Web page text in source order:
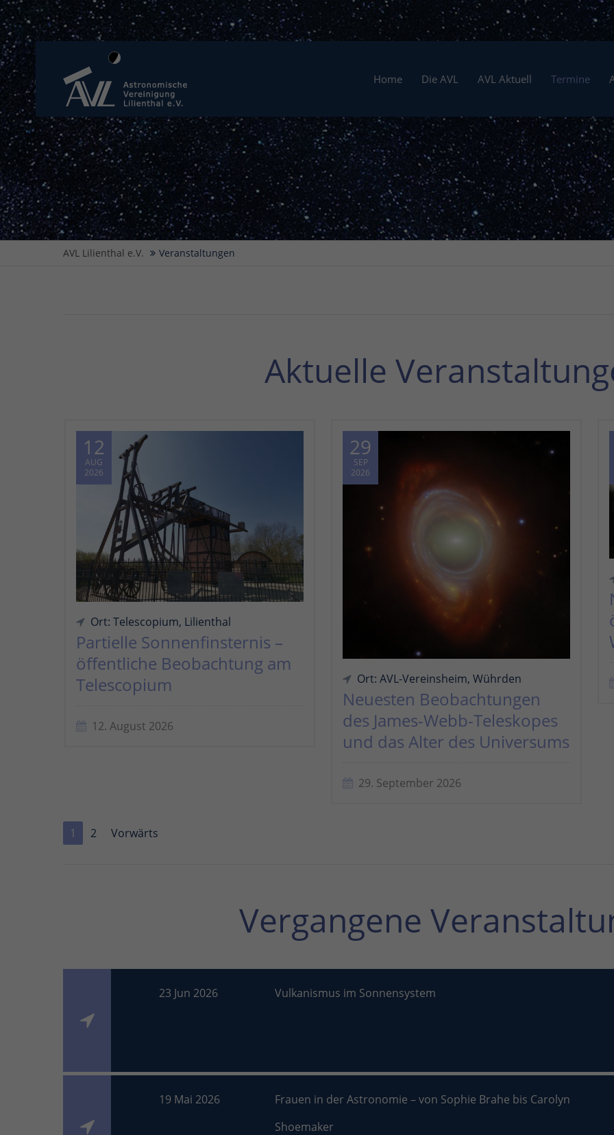
Home Die AVL AVL Aktuell Termine
AVL Lilienthal e.V. Veranstaltungen
Aktuelle
12
AUG
2026
Ort: Telescopium, Lilienthal
Partielle Sonnenfinsternis –
öffentliche Beobachtung am
Telescopium
12. August 2026
29
SEP
2026
Ort: AVL-Vereinsheim, Wührden
Neuesten Beobachtungen
des James-Webb-Teleskopes
und das Alter des Universums
29. September 2026
1 2 Vorwärts
Vergangene
23 Jun 2026 Vulkanismus im Sonnensystem
19 Mai 2026
Frauen in der Astronomie – von Sophie Brahe bis Carolyn
Shoemaker